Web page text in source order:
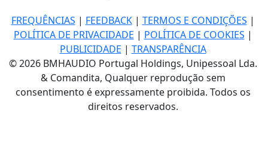
FREQUÊNCIAS | FEEDBACK| TERMOS E CONDIÇÕES |
POLÍTICA DE PRIVACIDADE | POLÍTICA DE COOKIES |
PUBLICIDADE | TRANSPARÊNCIA
© 2026 BMHAUDIO Portugal Holdings, Unipessoal Lda.
& Comandita, Qualquer reprodução sem
consentimento é expressamente proibida. Todos os
direitos reservados.